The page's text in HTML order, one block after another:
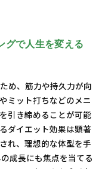
グで人生を変える
め、筋力や持久力が向
ミット打ちなどのメニ
引き締めることが可能
ダイエット効果は顕著
れ、理想的な体型を手
成長にも焦点を当てる